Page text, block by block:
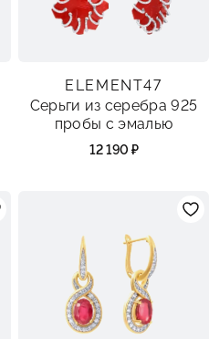
ELEMENT47
Серьги из серебра 925
пробы с эмалью
12 190 ₽